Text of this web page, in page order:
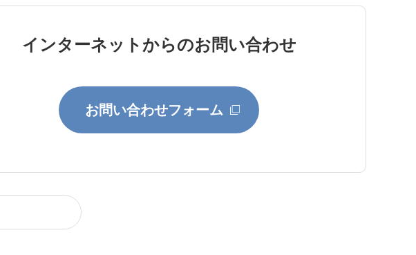
インターネットからのお問い合わせ
お問い合わせフォーム